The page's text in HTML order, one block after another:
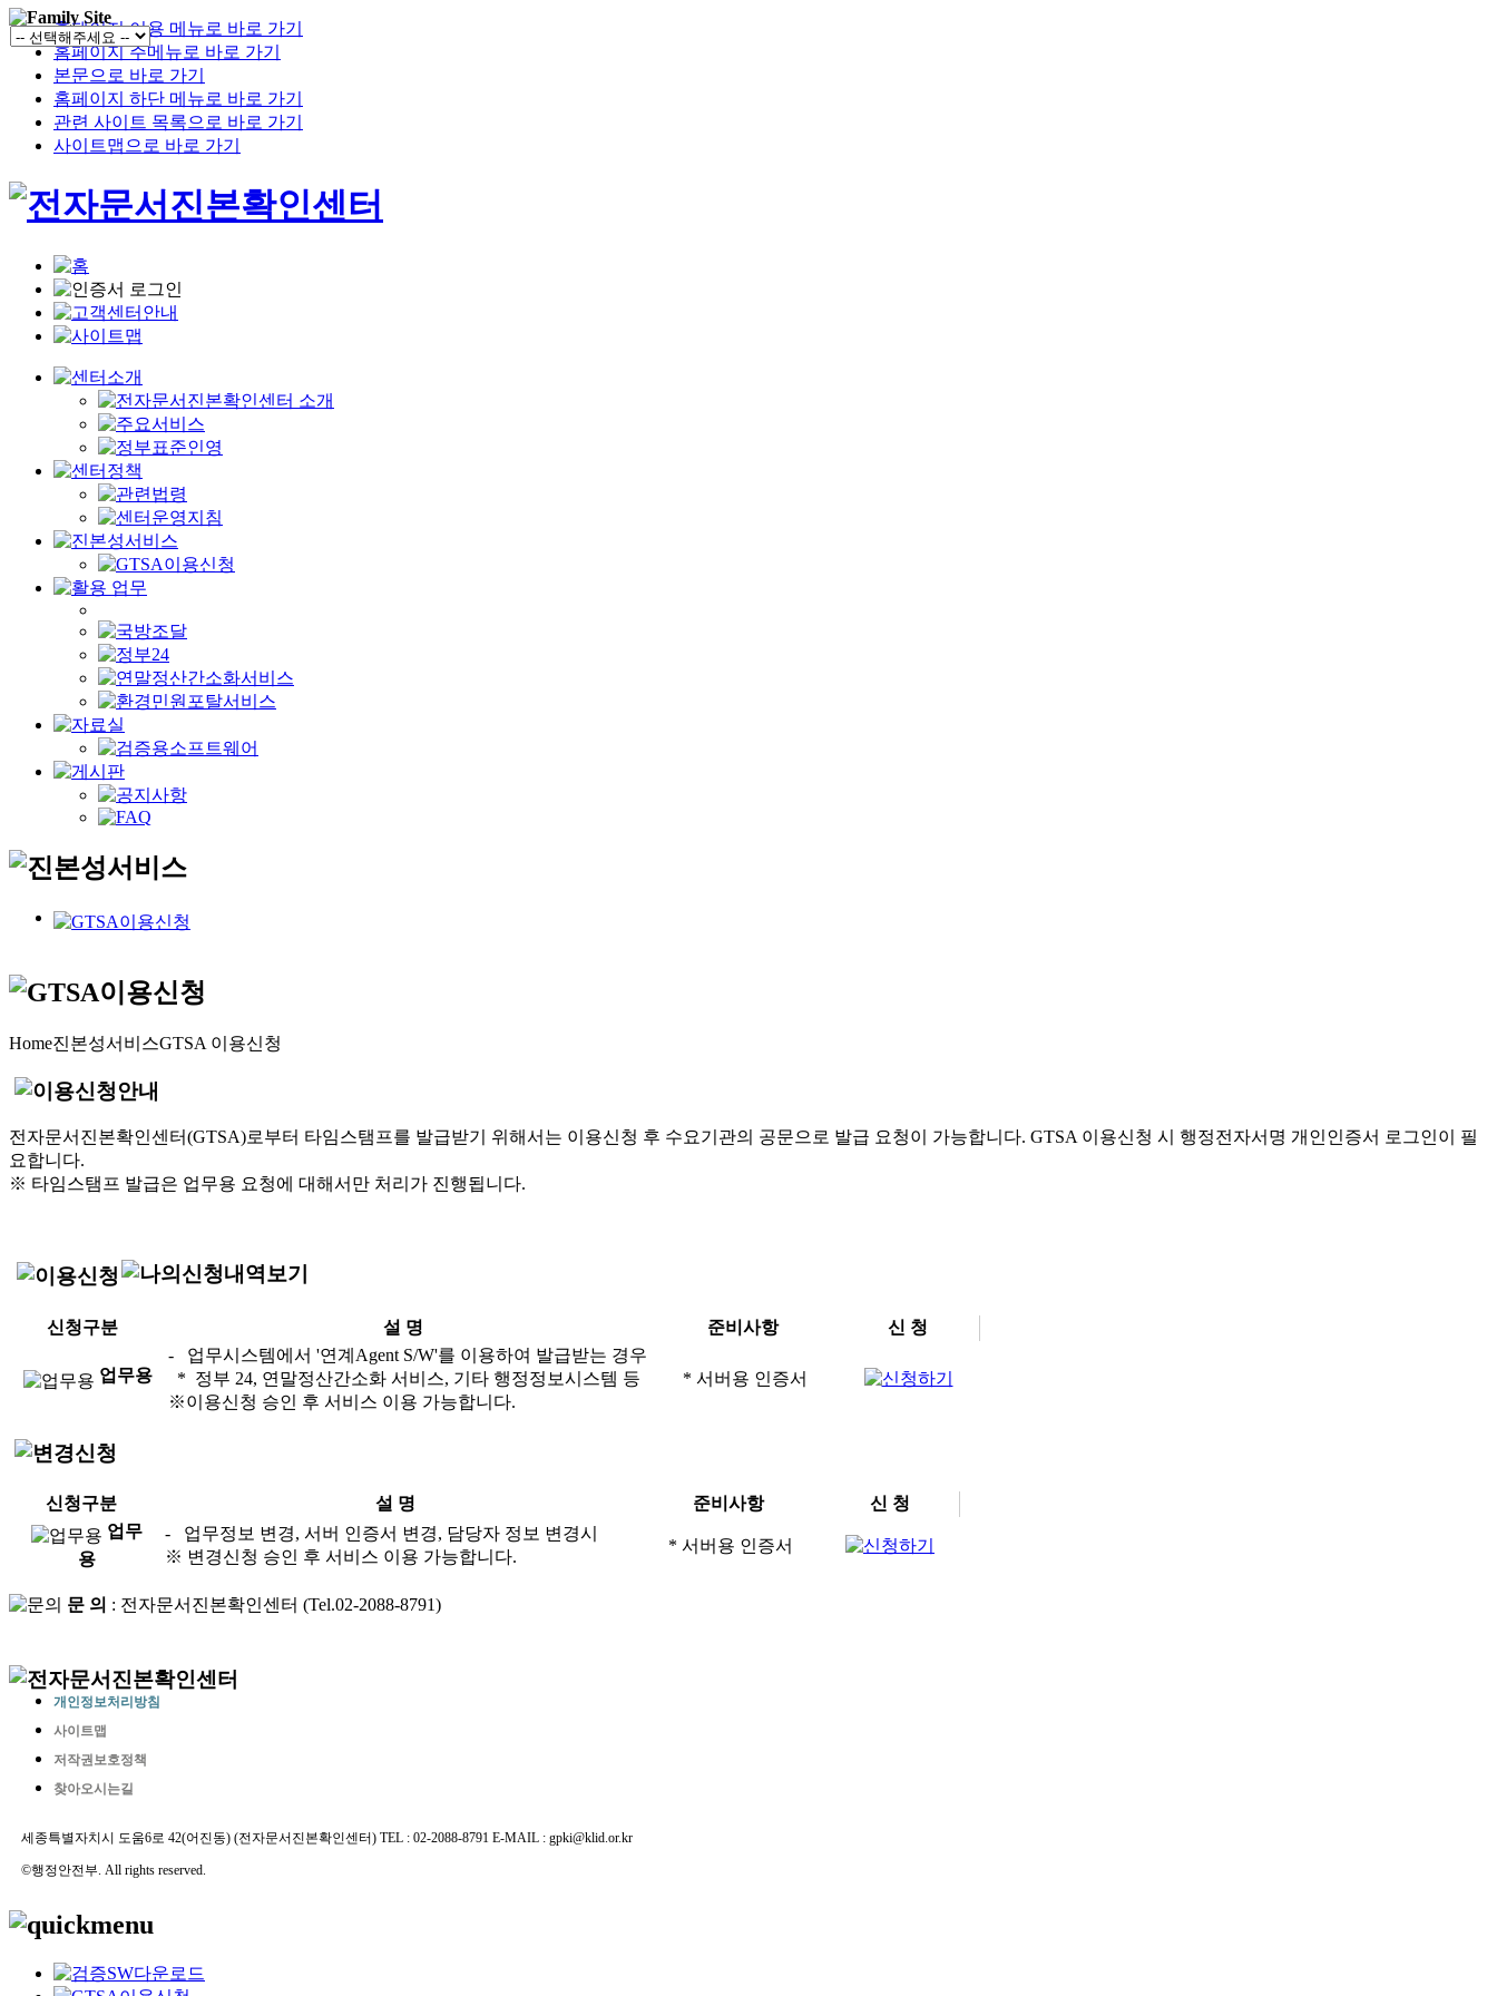
홈페이지 이용 메뉴로 바로 가기
홈페이지 주메뉴로 바로 가기
본문으로 바로 가기
홈페이지 하단 메뉴로 바로 가기
관련 사이트 목록으로 바로 가기
사이트맵으로 바로 가기
Home진본성서비스GTSA 이용신청
전자문서진본확인센터(GTSA)로부터 타임스탬프를 발급받기 위해서는 이용신청 후 수요기관의 공문으로 발급 요청이 가능합니다. GTSA 이용신청 시 행정전자서명 개인인증서 로그인이 필
요합니다.
※ 타임스탬프 발급은 업무용 요청에 대해서만 처리가 진행됩니다.
신청구분 설 명 준비사항 신 청
업무용
- 업무시스템에서 '연계Agent S/W'를 이용하여 발급받는 경우
* 정부 24, 연말정산간소화 서비스, 기타 행정정보시스템 등
※이용신청 승인 후 서비스 이용 가능합니다.
* 서버용 인증서
신청구분 설 명 준비사항
신 청
업무
용
- 업무정보 변경, 서버 인증서 변경, 담당자 정보 변경시
※ 변경신청 승인 후 서비스 이용 가능합니다.
* 서버용 인증서
문 의 : 전자문서진본확인센터 (Tel.02-2088-8791)
개인정보처리방침
사이트맵
저작권보호정책
찾아오시는길
세종특별자치시 도움6로 42(어진동) (전자문서진본확인센터) TEL : 02-2088-8791 E-MAIL : gpki@klid.or.kr
©행정안전부. All rights reserved.